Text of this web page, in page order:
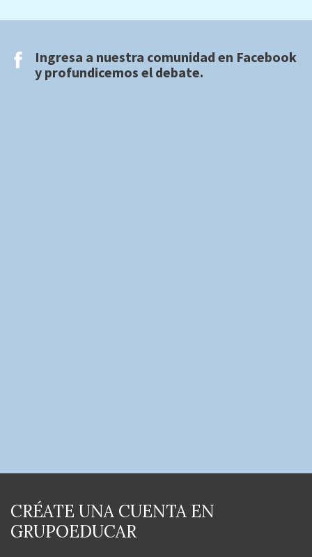
Ingresa a nuestra comunidad en Facebook
y profundicemos el debate.
CRÉATE UNA CUENTA EN
GRUPOEDUCAR